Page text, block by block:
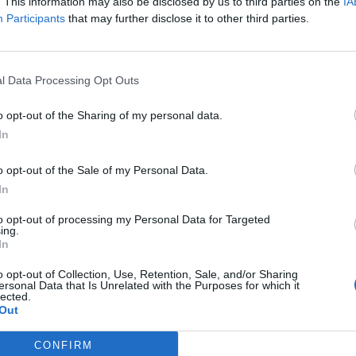
Participants that may further disclose it to other third parties.
Data Processing Opt Outs
opt-out of the Sharing of my personal data.
opt-out of the Sale of my Personal Data.
opt-out of processing my Personal Data for Targeted
opt-out of Collection, Use, Retention, Sale, and/or Sharing
Data that Is Unrelated with the Purposes for which it
CONFIRM
Петер Маѓар кој отворено се заложи за
Балкан не е добра вест за Бугарија. Вака
безбедност и директор на одделот
на науките (БАН).
кои ми кажаа дека го информирале
на проблемите во Скопјe. Бидејќи
тези, очигледно е во прашање свесно
интервју за бугарски „Телеграф“.
МИГРАНТИ, ќе побара
Италија на вонреден
да се разгледаат.
на влијанието на Балканот, во кое